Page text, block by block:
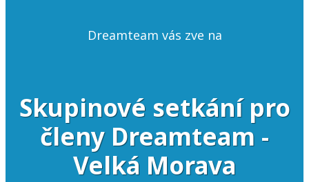
Dreamteam vás zve na
Skupinové setkání pro
členy Dreamteam -
Velká Morava